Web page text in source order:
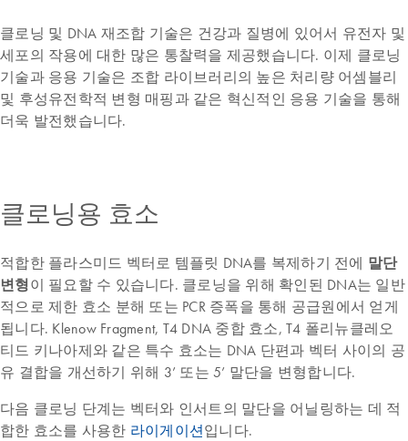
클로닝 및 DNA 재조합 기술은 건강과 질병에 있어서 유전자 및
세포의 작용에 대한 많은 통찰력을 제공했습니다. 이제 클로닝
기술과 응용 기술은 조합 라이브러리의 높은 처리량 어셈블리
및 후성유전학적 변형 매핑과 같은 혁신적인 응용 기술을 통해
더욱 발전했습니다.
클로닝용 효소
적합한 플라스미드 벡터로 템플릿 DNA를 복제하기 전에 말단
변형이 필요할 수 있습니다. 클로닝을 위해 확인된 DNA는 일반
적으로 제한 효소 분해 또는 PCR 증폭을 통해 공급원에서 얻게
됩니다. Klenow Fragment, T4 DNA 중합 효소, T4 폴리뉴클레오
티드 키나아제와 같은 특수 효소는 DNA 단편과 벡터 사이의 공
유 결합을 개선하기 위해 3’ 또는 5’ 말단을 변형합니다.
다음 클로닝 단계는 벡터와 인서트의 말단을 어닐링하는 데 적
합한 효소를 사용한 라이게이션입니다.